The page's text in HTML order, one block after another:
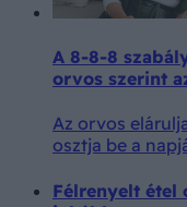
A 8-8-8
orvos szerint
Az orvos
osztja be a
Félrenyelt étel